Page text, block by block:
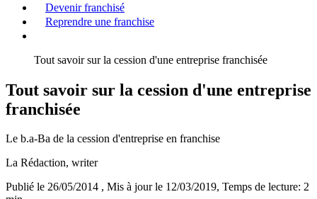
Devenir franchisé
Reprendre une franchise
Tout savoir sur la cession d'une entreprise franchisée
Tout savoir sur la cession d'une entreprise
franchisée
Le b.a-Ba de la cession d'entreprise en franchise
La Rédaction, writer
Publié le 26/05/2014 , Mis à jour le 12/03/2019, Temps de lecture: 2